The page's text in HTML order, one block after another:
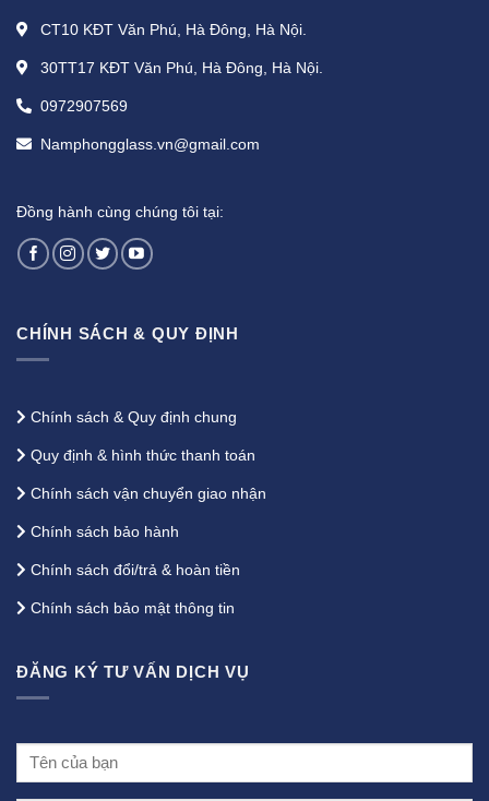
CT10 KĐT Văn Phú, Hà Đông, Hà Nội.
30TT17 KĐT Văn Phú, Hà Đông, Hà Nội.
0972907569
Namphongglass.vn@gmail.com
Đồng hành cùng chúng tôi tại:
CHÍNH SÁCH & QUY ĐỊNH
Chính sách & Quy định chung
Quy định & hình thức thanh toán
Chính sách vận chuyển giao nhận
Chính sách bảo hành
Chính sách đổi/trả & hoàn tiền
Chính sách bảo mật thông tin
ĐĂNG KÝ TƯ VẤN DỊCH VỤ